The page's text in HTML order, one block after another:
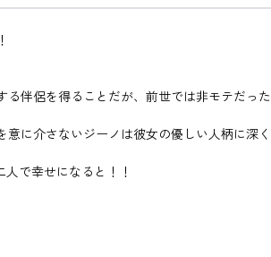
伴侶を得ることだが、前世では非モテだっ
に介さないジーノは彼女の優しい人柄に深
で幸せになると！！